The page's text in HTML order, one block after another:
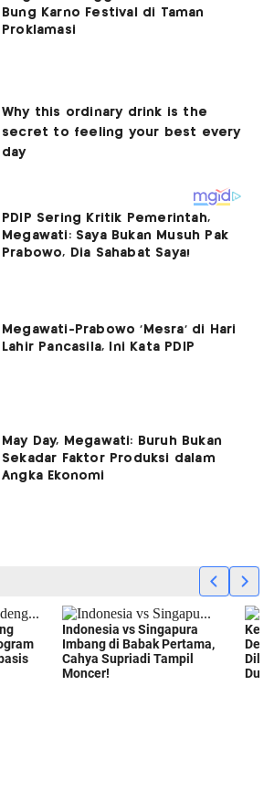
Bung Karno Festival di Taman
Proklamasi
PDIP Sering Kritik Pemerintah,
Megawati: Saya Bukan Musuh Pak
Prabowo, Dia Sahabat Saya!
Megawati-Prabowo 'Mesra' di Hari
Lahir Pancasila, Ini Kata PDIP
May Day, Megawati: Buruh Bukan
Sekadar Faktor Produksi dalam
Angka Ekonomi